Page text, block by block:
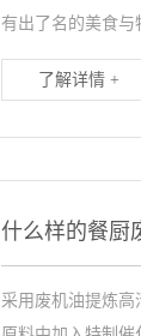
有出了名的美食
了解详情 +
什么样的餐厨
采用废机油提炼